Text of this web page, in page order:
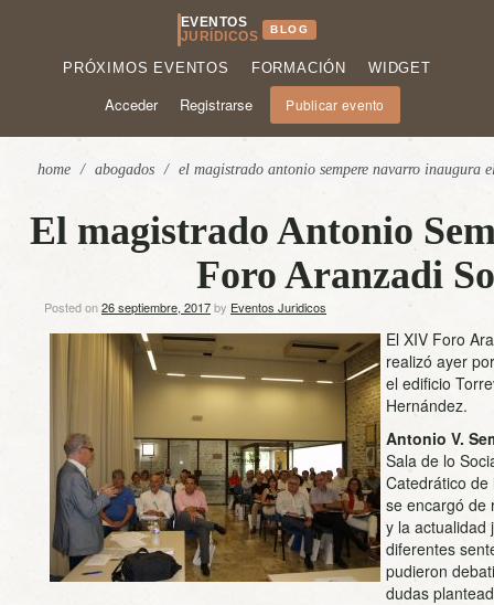
EVENTOS
JURÍDICOS
BLOG
PRÓXIMOS EVENTOS FORMACIÓN WIDGET
Acceder Registrarse Publicar evento
home / abogados / el magistrado antonio sempere navarro inaugura
El magistrado Antonio
Foro Aranzadi
Posted on26 septiembre, 2017by Eventos Juridicos
El XIV Foro
realizó ayer
el edificio
Hernández.
Antonio V.
Sala de lo
Catedrático de
se encargó de
y la actualidad
diferentes
pudieron
dudas